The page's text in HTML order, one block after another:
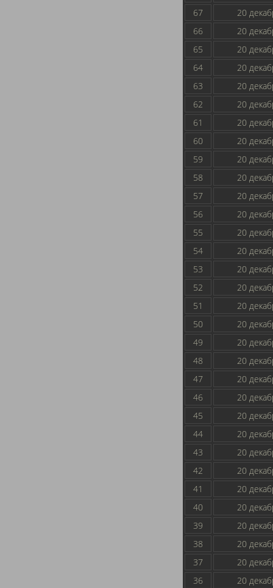
67
20
66
20
65
20
64
20
63
20
62
20
61
20
60
20
59
20
58
20
57
20
56
20
55
20
54
20
53
20
52
20
51
20
50
20
49
20
48
20
47
20
46
20
45
20
44
20
43
20
42
20
41
20
40
20
39
20
38
20
37
20
36
20